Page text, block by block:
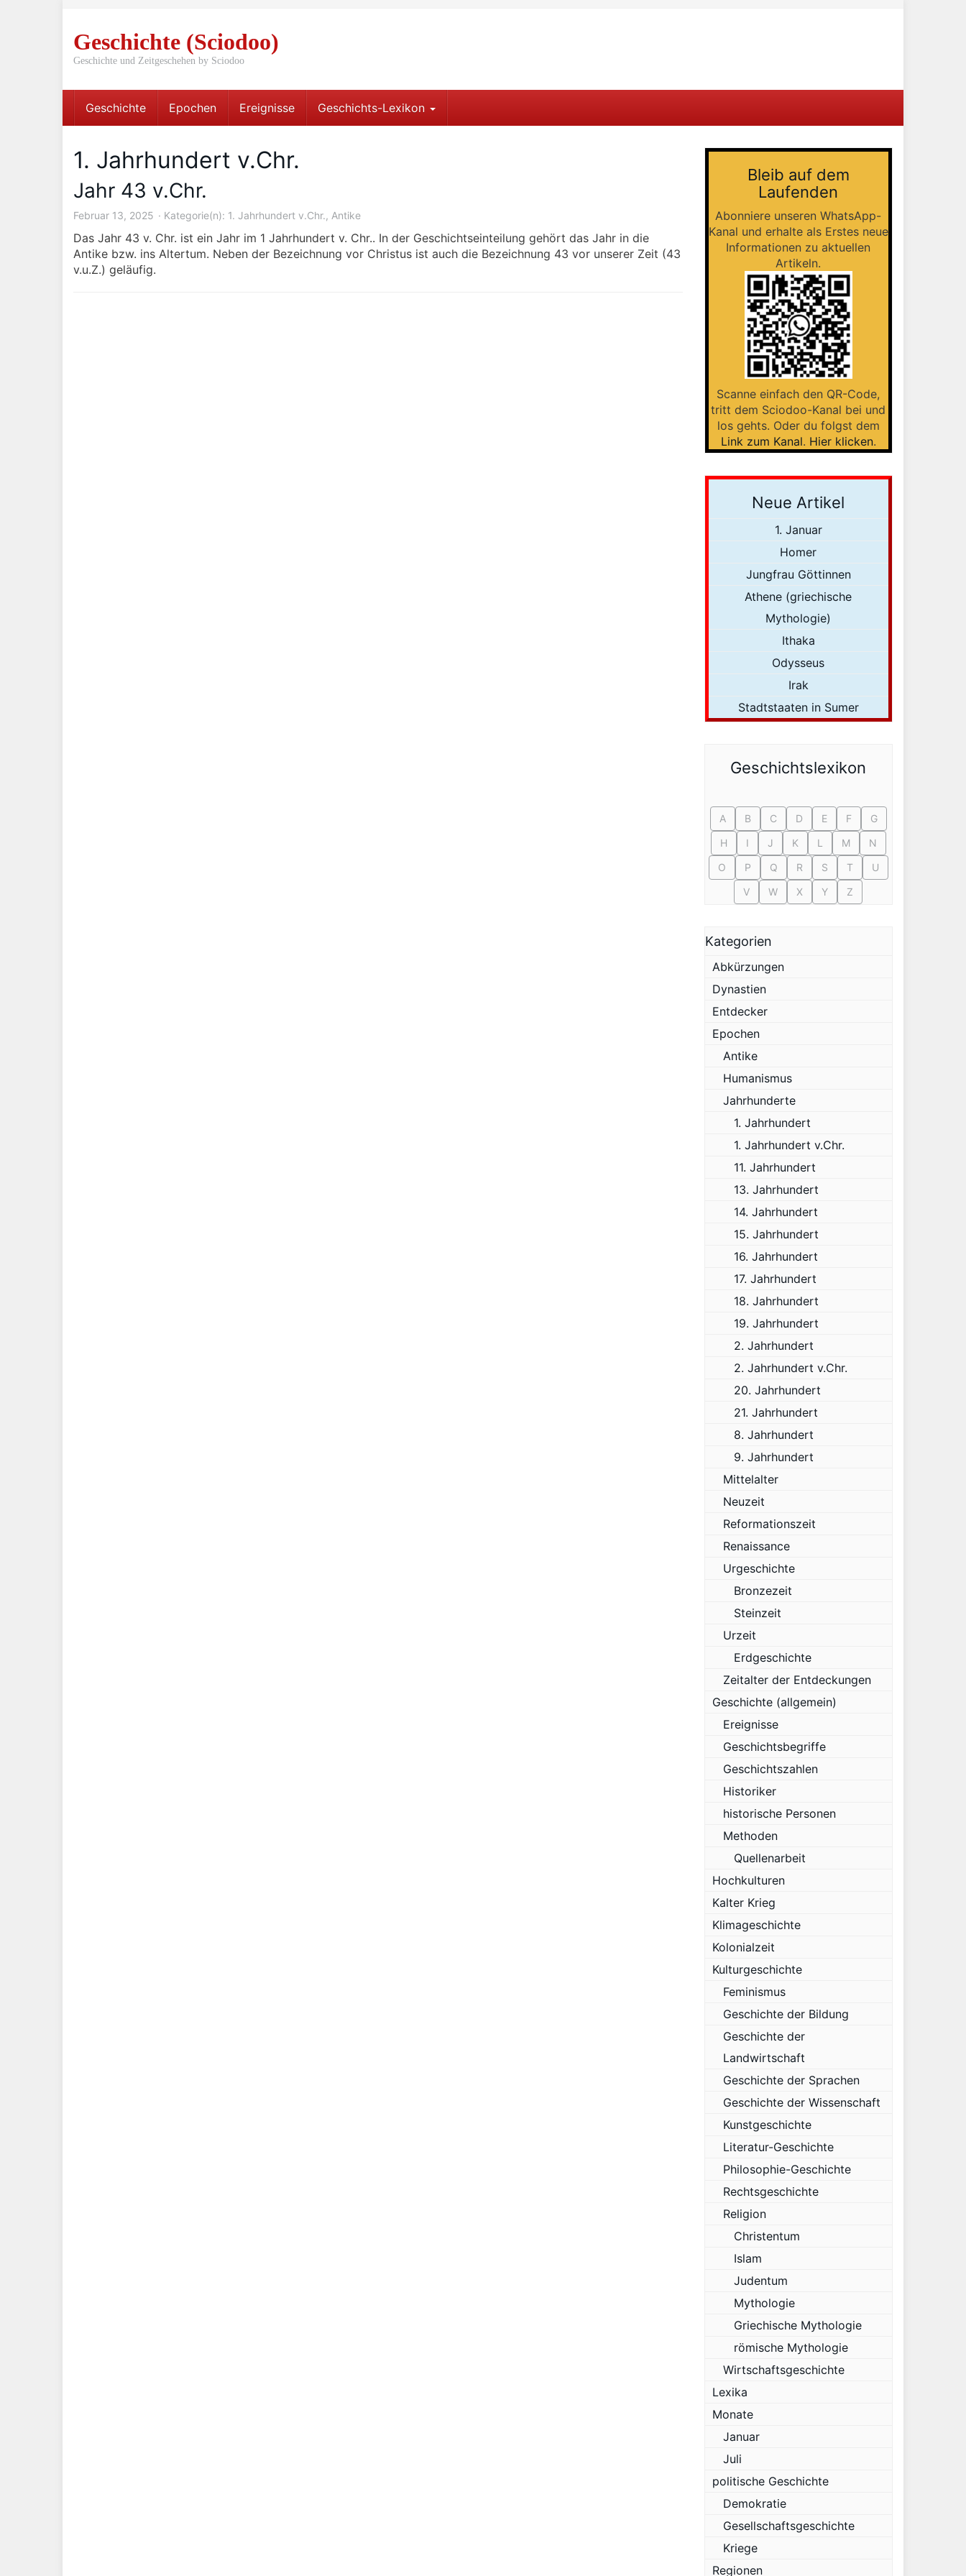
Geschichte (Sciodoo)
Geschichte und Zeitgeschehen by Sciodoo
Geschichte Epochen Ereignisse Geschichts-Lexikon
1. Jahrhundert v.Chr.
Jahr 43 v.Chr.
Februar 13, 2025 Kategorie(n): 1. Jahrhundert v.Chr., Antike
Das Jahr 43 v. Chr. ist ein Jahr im 1 Jahrhundert v. Chr.. In der Geschichtseinteilung gehört das Jahr in die
Antike bzw. ins Altertum. Neben der Bezeichnung vor Christus ist auch die Bezeichnung 43 vor unserer Zeit (43
v.u.Z.) geläufig.
Bleib auf dem
Laufenden
Abonniere unseren WhatsApp-
Kanal und erhalte als Erstes neue
Informationen zu aktuellen
Artikeln.
Scanne einfach den QR-Code,
tritt dem Sciodoo-Kanal bei und
los gehts. Oder du folgst dem
Link zum Kanal. Hier klicken.
Neue Artikel
1. Januar
Homer
Jungfrau Göttinnen
Athene (griechische
Mythologie)
Ithaka
Odysseus
Irak
Stadtstaaten in Sumer
Geschichtslexikon
A B C D E F
G
H
I J K L M
N
O
P Q R S T
U
V
W X Y Z
Kategorien
Abkürzungen
Dynastien
Entdecker
Epochen
Antike
Humanismus
Jahrhunderte
1. Jahrhundert
1. Jahrhundert v.Chr.
11. Jahrhundert
13. Jahrhundert
14. Jahrhundert
15. Jahrhundert
16. Jahrhundert
17. Jahrhundert
18. Jahrhundert
19. Jahrhundert
2. Jahrhundert
2. Jahrhundert v.Chr.
20. Jahrhundert
21. Jahrhundert
8. Jahrhundert
9. Jahrhundert
Mittelalter
Neuzeit
Reformationszeit
Renaissance
Urgeschichte
Bronzezeit
Steinzeit
Urzeit
Erdgeschichte
Zeitalter der Entdeckungen
Geschichte (allgemein)
Ereignisse
Geschichtsbegriffe
Geschichtszahlen
Historiker
historische Personen
Methoden
Quellenarbeit
Hochkulturen
Kalter Krieg
Klimageschichte
Kolonialzeit
Kulturgeschichte
Feminismus
Geschichte der Bildung
Geschichte der
Landwirtschaft
Geschichte der Sprachen
Geschichte der Wissenschaft
Kunstgeschichte
Literatur-Geschichte
Philosophie-Geschichte
Rechtsgeschichte
Religion
Christentum
Islam
Judentum
Mythologie
Griechische Mythologie
römische Mythologie
Wirtschaftsgeschichte
Lexika
Monate
Januar
Juli
politische Geschichte
Demokratie
Gesellschaftsgeschichte
Kriege
Regionen